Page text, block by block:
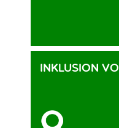
Inklusion